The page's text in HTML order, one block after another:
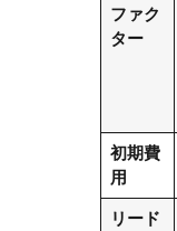
ファク
ター
初期費
用
リード